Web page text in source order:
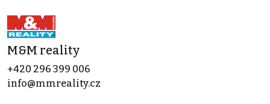
M&M reality
+420 296 399 006
info@mmreality.cz